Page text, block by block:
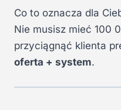
Co to oznacza dla
Nie musisz mieć 100
przyciągnąć klienta
oferta + system.